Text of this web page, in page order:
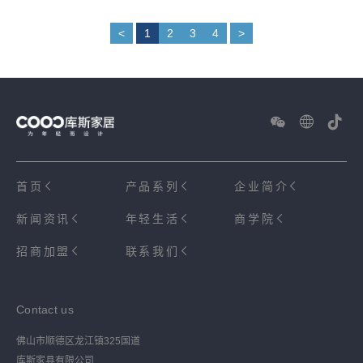
< 1 2 3 4 >
首页 产品系列 企业简介
新闻资讯 年轻生活 商学院
招商加盟 联系我们
Contact us
佛山市顺德区龙江镇325国道
库斯家具有限公司